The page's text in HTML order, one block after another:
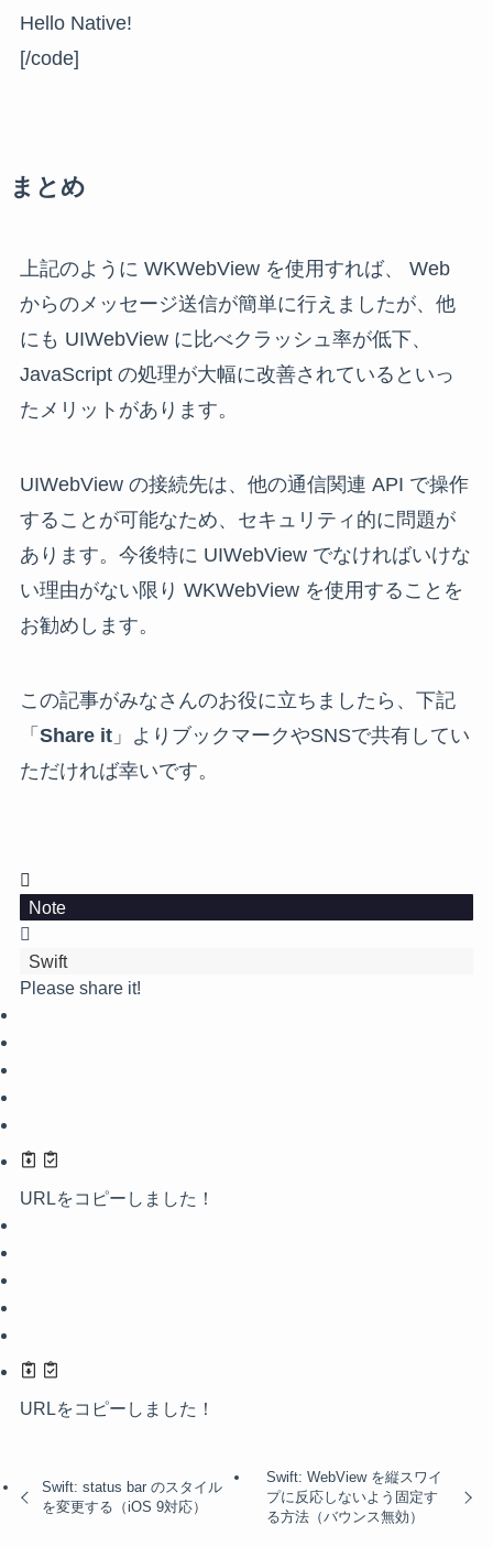
Hello Native!
[/code]
まとめ
上記のように WKWebView を使用すれば、 Web
からのメッセージ送信が簡単に行えましたが、他
にも UIWebView に比べクラッシュ率が低下、
JavaScript の処理が大幅に改善されているといっ
たメリットがあります。
UIWebView の接続先は、他の通信関連 API で操作
することが可能なため、セキュリティ的に問題が
あります。今後特に UIWebView でなければいけな
い理由がない限り WKWebView を使用することを
お勧めします。
この記事がみなさんのお役に立ちましたら、下記
「 Share it」よりブックマークやSNSで共有してい
ただければ幸いです。
Note
Swift
Please share it!
URLをコピーしました！
URLをコピーしました！
Swift: status bar のスタイル
を変更する（iOS 9対応）
Swift: WebView を縦スワイ
プに反応しないよう固定す
る方法（バウンス無効）